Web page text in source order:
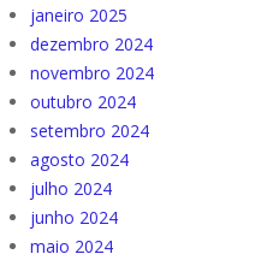
janeiro 2025
dezembro 2024
novembro 2024
outubro 2024
setembro 2024
agosto 2024
julho 2024
junho 2024
maio 2024